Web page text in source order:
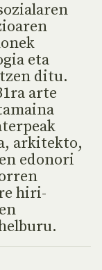
eta
ditu.
arte
arkitekto,
edonori
hiri-